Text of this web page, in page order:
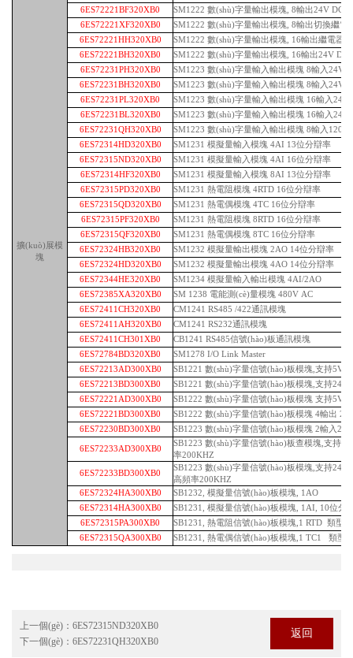
擴(kuò)展模
塊
6ES72221BF320XB0
SM1222 數(shù)字量輸出模塊, 8輸出24V DC
6ES72221XF320XB0
SM1222 數(shù)字量輸出模塊, 8輸出切換繼電
6ES72221HH320XB0
SM1222 數(shù)字量輸出模塊, 16輸出繼電器
6ES72221BH320XB0
SM1222 數(shù)字量輸出模塊, 16輸出24V DC
6ES72231PH320XB0
SM1223 數(shù)字量輸入輸出模塊 8輸入24V
6ES72231BH320XB0
SM1223 數(shù)字量輸入輸出模塊 8輸入24V
6ES72231PL320XB0
SM1223 數(shù)字量輸入輸出模塊 16輸入24V
6ES72231BL320XB0
SM1223 數(shù)字量輸入輸出模塊 16輸入24V
6ES72231QH320XB0
SM1223 數(shù)字量輸入輸出模塊 8輸入120/
6ES72314HD320XB0
SM1231 模擬量輸入模塊 4AI 13位分辯率
6ES72315ND320XB0
SM1231 模擬量輸入模塊 4AI 16位分辯率
6ES72314HF320XB0
SM1231 模擬量輸入模塊 8AI 13位分辯率
6ES72315PD320XB0
SM1231 熱電阻模塊 4RTD 16位分辯率
6ES72315QD320XB0
SM1231 熱電偶模塊 4TC 16位分辯率
6ES72315PF320XB0
SM1231 熱電阻模塊 8RTD 16位分辯率
6ES72315QF320XB0
SM1231 熱電偶模塊 8TC 16位分辯率
6ES72324HB320XB0
SM1232 模擬量輸出模塊 2AO 14位分辯率
6ES72324HD320XB0
SM1232 模擬量輸出模塊 4AO 14位分辯率
6ES72344HE320XB0
SM1234 模擬量輸入輸出模塊 4AI/2AO
6ES72385XA320XB0
SM 1238 電能測(cè)量模塊 480V AC
6ES72411CH320XB0
CM1241 RS485 /422通訊模塊
6ES72411AH320XB0
CM1241 RS232通訊模塊
6ES72411CH301XB0
CB1241 RS485信號(hào)板通訊模塊
6ES72784BD320XB0
SM1278 I/O Link Master
6ES72213AD300XB0
SB1221 數(shù)字量信號(hào)板模塊,支持5V
6ES72213BD300XB0
SB1221 數(shù)字量信號(hào)板模塊,支持
6ES72221AD300XB0
SB1222 數(shù)字量信號(hào)板模塊 支持5V
6ES72221BD300XB0
SB1222 數(shù)字量信號(hào)板模塊 4輸出
6ES72230BD300XB0
SB1223 數(shù)字量信號(hào)板模塊 2輸入
6ES72233AD300XB0
SB1223 數(shù)字量信號(hào)板查模塊,支持
率200KHZ
6ES72233BD300XB0
SB1223 數(shù)字量信號(hào)板模塊,支持24
高頻率200KHZ
6ES72324HA300XB0
SB1232, 模擬量信號(hào)板模塊, 1AO
6ES72314HA300XB0
SB1231, 模擬量信號(hào)板模塊, 1AI, 10位分
6ES72315PA300XB0
SB1231, 熱電阻信號(hào)板模塊,1 RTD 類型:
6ES72315QA300XB0
SB1231, 熱電偶信號(hào)板模塊,1 TC1 類型:
上一個(gè)： 6ES72315ND320XB0
下一個(gè)： 6ES72231QH320XB0
返回